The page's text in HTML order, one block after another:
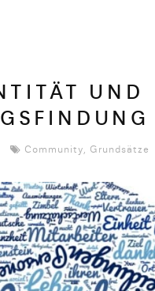
UND
Community, Grundsätze